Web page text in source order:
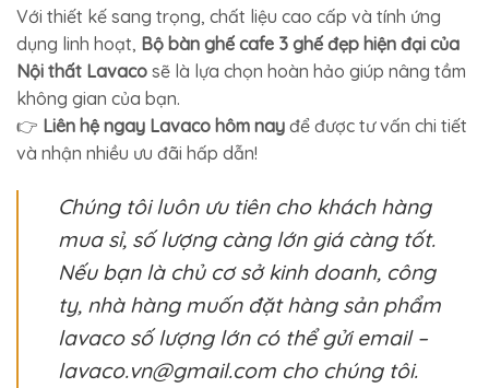
Với thiết kế sang trọng, chất liệu cao cấp và tính ứng
dụng linh hoạt, Bộ bàn ghế cafe 3 ghế đẹp hiện đại của
Nội thất Lavaco sẽ là lựa chọn hoàn hảo giúp nâng tầm
không gian của bạn.
👉 Liên hệ ngay Lavaco hôm nay để được tư vấn chi tiết
và nhận nhiều ưu đãi hấp dẫn!
Chúng tôi luôn ưu tiên cho khách hàng
mua sỉ, số lượng càng lớn giá càng tốt.
Nếu bạn là chủ cơ sở kinh doanh, công
ty, nhà hàng muốn đặt hàng sản phẩm
lavaco số lượng lớn có thể gửi email –
lavaco.vn@gmail.com cho chúng tôi.